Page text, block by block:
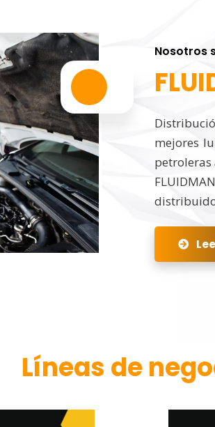
Nosotros
mejores
petroleras
Líneas de